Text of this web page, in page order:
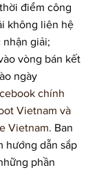
điểm công
không liên hệ
nhận giải;
vòng bán kết
ngày
chính
Vietnam và
Vietnam. Ban
hướng dẫn sắp
phần